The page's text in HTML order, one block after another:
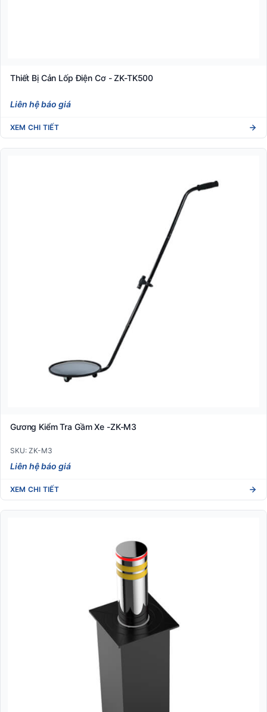
Thiết Bị Cản Lốp Điện Cơ - ZK-TK500
Liên hệ báo giá
XEM CHI TIẾT
Gương Kiểm Tra Gầm Xe -ZK-M3
SKU: ZK-M3
Liên hệ báo giá
XEM CHI TIẾT